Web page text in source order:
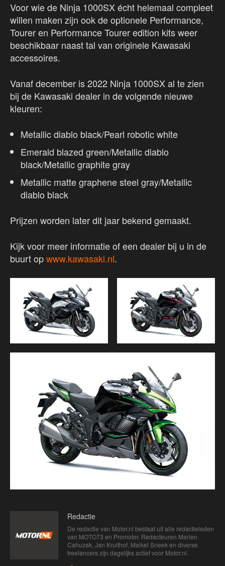
Voor wie de Ninja 1000SX écht helemaal compleet
willen maken zijn ook de optionele Performance,
Tourer en Performance Tourer edition kits weer
beschikbaar naast tal van originele Kawasaki
accessoires.
Vanaf december is 2022 Ninja 1000SX al te zien
bij de Kawasaki dealer in de volgende nieuwe
kleuren:
Metallic diablo black/Pearl robotic white
Emerald blazed green/Metallic diablo
black/Metallic graphite gray
Metallic matte graphene steel gray/Metallic
diablo black
Prijzen worden later dit jaar bekend gemaakt.
Kijk voor meer informatie of een dealer bij u in de
buurt opwww.kawasaki.nl.
Redactie
De redactie van Motor.nl bestaat uit alle redactieleden
van MOTO73 en Promotor. Redacteuren Marien
Cahuzak, Jan Kruithof, Maikel Sneek en diverse
freelancers zijn dagelijks actief voor Motor.nl.